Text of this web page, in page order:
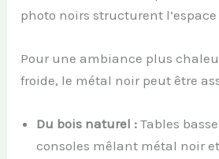
photo noirs structurent l’espace
Pour une ambiance plus
froide, le métal noir peut être
Du bois naturel : Tables
consoles mêlant métal noir